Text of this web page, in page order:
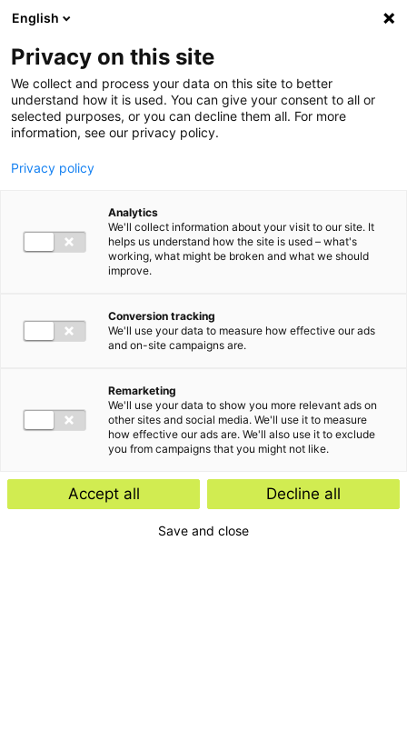
Ga direct naar de inhoud
English
Privacy on this site
We collect and process your data on this site to better
understand how it is used. You can give your consent to all or
selected purposes, or you can decline them all. For more
information, see our privacy policy.
Privacy policy
Analytics
We'll collect information about your visit to our site. It
helps us understand how the site is used – what's
working, what might be broken and what we should
improve.
Conversion tracking
We'll use your data to measure how effective our ads
and on-site campaigns are.
Remarketing
We'll use your data to show you more relevant ads on
other sites and social media. We'll use it to measure
how effective our ads are. We'll also use it to exclude
you from campaigns that you might not like.
Accept all Decline all
Save and close